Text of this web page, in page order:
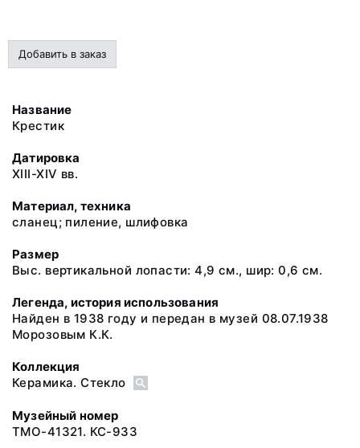
Добавить в заказ
Название
Крестик
Датировка
XIII-XIV вв.
Материал, техника
сланец; пиление, шлифовка
Размер
Выс. вертикальной лопасти: 4,9 см., шир: 0,6 см.
Легенда, история использования
Найден в 1938 году и передан в музей 08.07.1938
Морозовым К.К.
Коллекция
Керамика. Стекло
Музейный номер
ТМО-41321. КС-933